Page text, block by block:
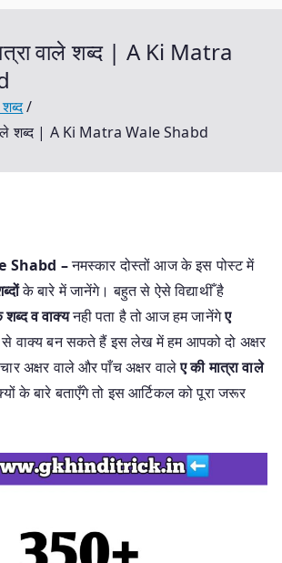
वाले शब्द | A Ki Matra
शब्द | A Ki Matra Wale Shabd
Shabd –नमस्कार दोस्तों आज के इस पोस्ट में
के बारे में जानेंगे। बहुत से ऐसे विद्याथीँ है
शब्द व वाक्यनही पता है तो आज हम जानेंगेए
वाक्य बन सकते हैं इस लेख में हम आपको दो अक्षर
अक्षर वाले और पाँच अक्षर वालेए की मात्रा वाले
के बारे बताएँगे तो इस आर्टिकल को पूरा जरूर